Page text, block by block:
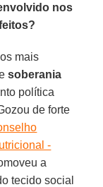
nos
mais
soberania
política
de forte
-
a
tecido social